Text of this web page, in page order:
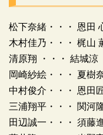
松下奈緒・・・ 恩田
木村佳乃・・・ 梶山
清原翔 ・・・ 結城涼
岡崎紗絵・・・ 夏樹
中村俊介・・・ 恩田
三浦翔平・・・ 関河
田辺誠一・・・ 須藤